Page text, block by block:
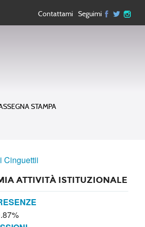
Contattami Seguimi
STAMPA
Cinguettii
ATTIVITÀ ISTITUZIONALE